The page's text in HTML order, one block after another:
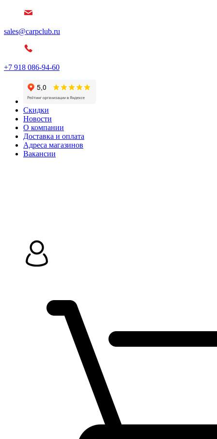
sales@carpclub.ru
+7 918 086-94-60
Скидки
Новости
О компании
Доставка и оплата
Адреса магазинов
Вакансии